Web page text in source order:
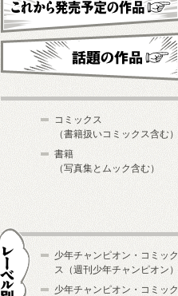
これから発売予定
コミックス
（書籍扱いコミックス含む）
書籍
（写真集とムック含む）
少年チャンピオン・コミック
ス（週刊少年チャンピオン）
少年チャンピオン・コミック